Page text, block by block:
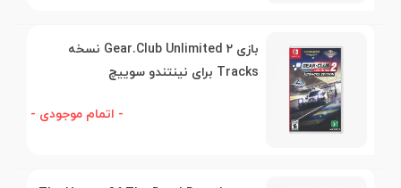
بازی Gear.Club Unlimited 2 نسخه
Tracks برای نینتندو سوییچ
- اتمام موجودی -